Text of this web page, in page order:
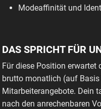
Modeaffinität und
DAS SPRICHT FÜR
Für diese Position erwartet
brutto monatlich (auf
Mitarbeiterangebote. Dein
nach den anrechenbaren